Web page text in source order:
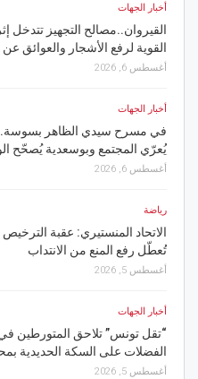
أخبار الجهات
القيروان..مصالح التجهيز تتدخل
القوية لرفع الأشجار والعوائق
أغسطس 6, 2026
أخبار الجهات
في مسرح سيدي الظاهر
يُعرّي المجتمع وبوسعدية يُصحّح
أغسطس 6, 2026
رياضة
الاتحاد المنستيري: عقبة الترخيص
تُعطّل رفع المنع من الانتداب
أغسطس 5, 2026
أخبار الجهات
“تقل تونس” تلاحق المتورطين في
الفضلات على السكة الحديدية
أغسطس 5, 2026